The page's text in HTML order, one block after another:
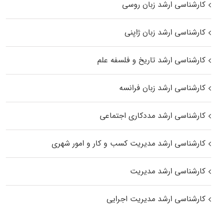
کارشناسی ارشد زبان روسی
کارشناسی ارشد زبان ژاپنی
کارشناسی ارشد تاریخ و فلسفه علم
کارشناسی ارشد زبان فرانسه
کارشناسی ارشد مددکاری اجتماعی
کارشناسی ارشد مدیریت کسب و کار و امور شهری
کارشناسی ارشد مدیریت
کارشناسی ارشد مدیریت اجرایی